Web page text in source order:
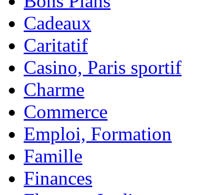
Cadeaux
Caritatif
Casino, Paris sportif
Charme
Commerce
Emploi, Formation
Famille
Finances